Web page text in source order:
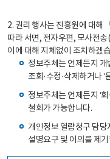
2. 권리 행사는 진흥원에 대해
따라 서면, 전자우편, 모사전
이에 대해 지체없이 조치하겠
정보주체는 언제든지 개
조회·수정·삭제하거나
정보주체는 언제든지 ‘
철회가 가능합니다.
개인정보 열람청구 담
설명요구 및 이의를 제